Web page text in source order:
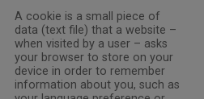
A cookie is a small piece of
data (text file) that a website –
when visited by a user – asks
your browser to store on your
device in order to remember
information about you, such as